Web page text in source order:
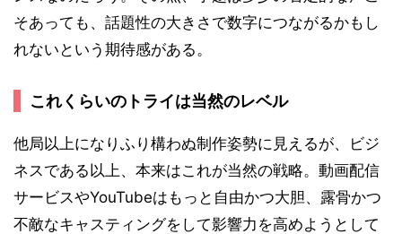
そあっても、話題性の大きさで数字につながるかもし
れないという期待感がある。
これくらいのトライは当然のレベル
他局以上になりふり構わぬ制作姿勢に見えるが、ビジ
ネスである以上、本来はこれが当然の戦略。動画配信
サービスやYouTubeはもっと自由かつ大胆、露骨かつ
不敵なキャスティングをして影響力を高めようとして